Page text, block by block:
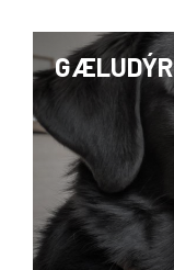
GÆLUDÝR